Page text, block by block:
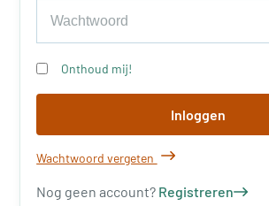
Onthoud mij!
Inloggen
Wachtwoord vergeten
Nog geen account? Registreren